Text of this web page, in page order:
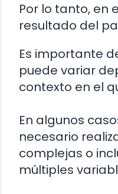
Por lo tanto, en
resultado del
Es importante
puede variar
contexto en el
En algunos
necesario
complejas o
múltiples